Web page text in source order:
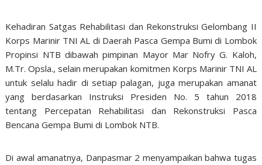
Kehadiran Satgas Rehabilitasi dan Rekonstruksi Gelombang II
Korps Marinir TNI AL di Daerah Pasca Gempa Bumi di Lombok
Propinsi NTB dibawah pimpinan Mayor Mar Nofry G. Kaloh,
M.Tr. Opsla., selain merupakan komitmen Korps Marinir TNI AL
untuk selalu hadir di setiap palagan, juga merupakan amanat
yang berdasarkan Instruksi Presiden No. 5 tahun 2018
tentang Percepatan Rehabilitasi dan Rekonstruksi Pasca
Bencana Gempa Bumi di Lombok NTB.
Di awal amanatnya, Danpasmar 2 menyampaikan bahwa tugas